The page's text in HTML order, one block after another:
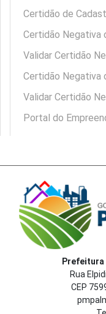
Certidão de
Certidão Negativa
Validar Certidão
Certidão Negativa
Validar Certidão
Portal do
Prefeitura
Rua
CEP